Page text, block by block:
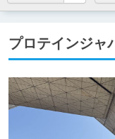
プロテインジ